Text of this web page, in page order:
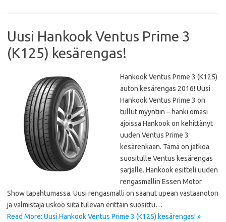
Uusi Hankook Ventus Prime 3
(K125) kesärengas!
Hankook Ventus Prime 3 (K125)
auton kesärengas 2016! Uusi
Hankook Ventus Prime 3 on
tullut myyntiin – hanki omasi
ajoissa Hankook on kehittänyt
uuden Ventus Prime 3
kesärenkaan. Tämä on jatkoa
suositulle Ventus kesärengas
sarjalle. Hankook esitteli uuden
rengasmallin Essen Motor
Show tapahtumassa. Uusi rengasmalli on saanut upean vastaanoton
ja valmistaja uskoo siitä tulevan erittäin suosittu…
Read More: Uusi Hankook Ventus Prime 3 (K125) kesärengas! »